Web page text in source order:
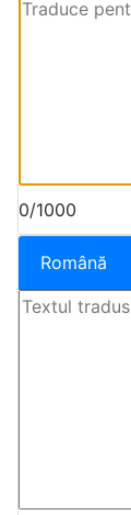
0/1000
Română